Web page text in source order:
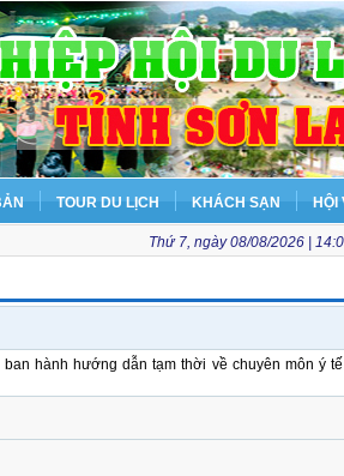
TOUR DU LỊCH KHÁCH SẠN HỘI
Thứ 7, ngày 08/08/2026 |
hành hướng dẫn tạm thời về chuyên môn ý tế